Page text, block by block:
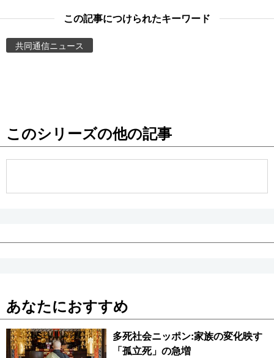
東京
この記事につけられたキーワード
共同通信ニュース
このシリーズの他の記事
あなたにおすすめ
多死社会ニッポン:家族の変化映す
「孤立死」の急増